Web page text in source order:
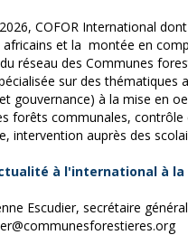
COFOR International
et la montée en
réseau des Communes
sur des
gouvernance) à la mise en
forêts communales,
intervention auprès des
à l'international à
Escudier, secrétaire